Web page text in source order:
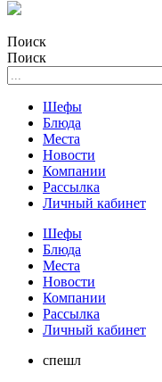
Поиск
Поиск
Шефы
Блюда
Места
Новости
Компании
Рассылка
Личный кабинет
Шефы
Блюда
Места
Новости
Компании
Рассылка
Личный кабинет
спешл